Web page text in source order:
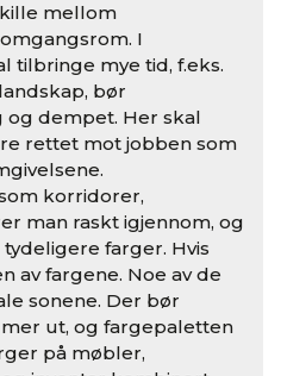
mellom
I
tilbringe mye tid, f.eks.
bør
dempet. Her skal
rettet mot jobben som
korridorer,
man raskt igjennom, og
farger. Hvis
av fargene. Noe av de
sonene. Der bør
ut, og fargepaletten
på møbler,